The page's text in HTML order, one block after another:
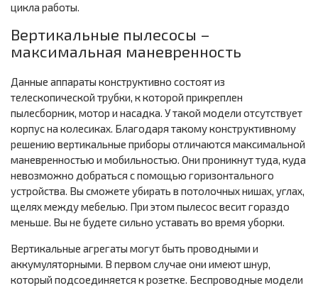
цикла работы.
Вертикальные пылесосы –
максимальная маневренность
Данные аппараты конструктивно состоят из
телескопической трубки, к которой прикреплен
пылесборник, мотор и насадка. У такой модели отсутствует
корпус на колесиках. Благодаря такому конструктивному
решению вертикальные приборы отличаются максимальной
маневренностью и мобильностью. Они проникнут туда, куда
невозможно добраться с помощью горизонтального
устройства. Вы сможете убирать в потолочных нишах, углах,
щелях между мебелью. При этом пылесос весит гораздо
меньше. Вы не будете сильно уставать во время уборки.
Вертикальные агрегаты могут быть проводными и
аккумуляторными. В первом случае они имеют шнур,
который подсоединяется к розетке. Беспроводные модели